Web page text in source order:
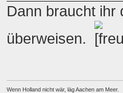
Dann braucht ihr
überweisen.
Wenn Holland nicht wär, läg Aachen am Meer.